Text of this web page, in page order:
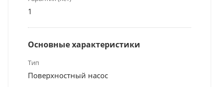
1
Основные характеристики
Тип
Поверхностный насос